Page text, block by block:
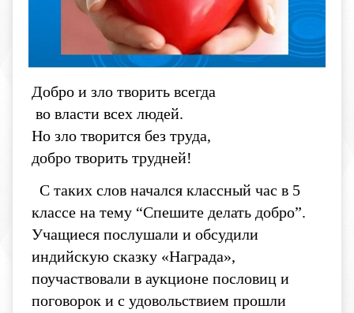
Добро и зло творить всегда
во власти всех людей.
Но зло творится без труда,
добро творить трудней!
С таких слов начался классный час в 5
классе на тему “Спешите делать добро”.
Учащиеся послушали и обсудили
индийскую сказку «Награда»,
поучаствовали в аукционе пословиц и
поговорок и с удовольствием прошли